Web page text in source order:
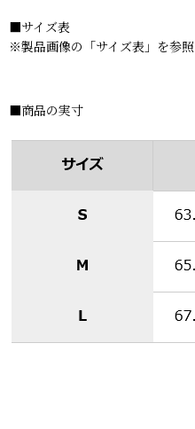
■サイズ表
※製品画像の「サイズ表」を参照
■商品の実寸